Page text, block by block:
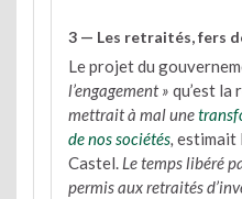
3 — Les retraités, fers
Le projet du
l’engagement » qu’est la
mettrait à mal une
de nos sociétés estimait
Castel. Le temps libéré
permis aux retraités